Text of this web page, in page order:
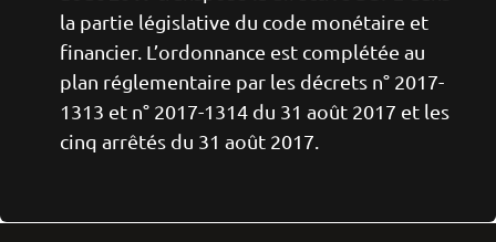
la partie législative du code monétaire et
financier. L’ordonnance est complétée au
plan réglementaire par les décrets n° 2017-
1313 et n° 2017-1314 du 31 août 2017 et les
cinq arrêtés du 31 août 2017.